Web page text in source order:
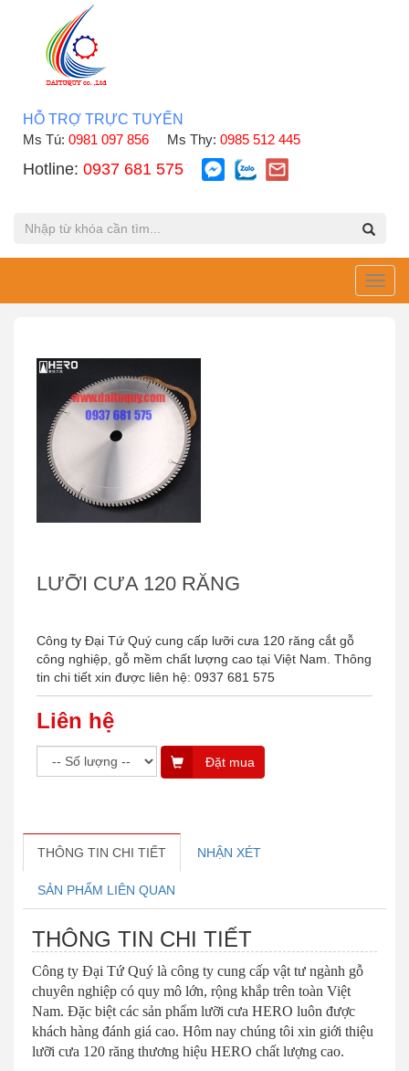
HỖ TRỢ TRỰC TUYẾN
Ms Tú: 0981 097 856 Ms Thy: 0985 512 445
Hotline: 0937 681 575
LƯỠI CƯA 120 RĂNG
Công ty Đại Tứ Quý cung cấp lưỡi cưa 120 răng cắt gỗ
công nghiệp, gỗ mềm chất lượng cao tại Việt Nam. Thông
tin chi tiết xin được liên hệ: 0937 681 575
Liên hệ
Đặt mua
THÔNG TIN CHI TIẾT NHẬN XÉT
SẢN PHẨM LIÊN QUAN
THÔNG TIN CHI TIẾT
Công ty Đại Tứ Quý là công ty cung cấp vật tư ngành gỗ
chuyên nghiệp có quy mô lớn, rộng khắp trên toàn Việt
Nam. Đặc biệt các sản phẩm lưỡi cưa HERO luôn được
khách hàng đánh giá cao. Hôm nay chúng tôi xin giới thiệu
lưỡi cưa 120 răng thương hiệu HERO chất lượng cao.